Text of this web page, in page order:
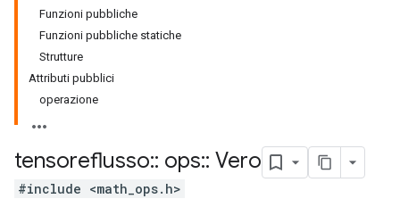
Funzioni pubbliche
Funzioni pubbliche statiche
Strutture
Attributi pubblici
operazione
tensoreflusso:: ops:: Vero
#include <math_ops.h>